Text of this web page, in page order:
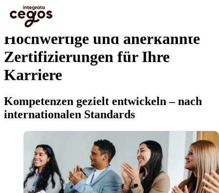
Skip to main content
Sie sind hier:Startseite
Hochwertige und anerkannte
Zertifizierungen für Ihre
Karriere
Kompetenzen gezielt entwickeln – nach
internationalen Standards